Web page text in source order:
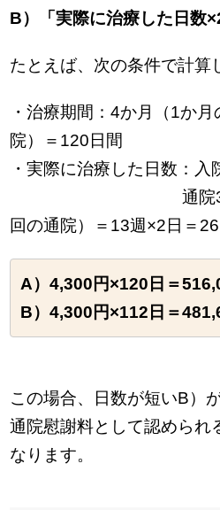
B）「実際に治療した日数
たとえば、次の条件で計算
・治療期間：4か月（1か
院）＝120日間
・実際に治療した日数：
通院3か月（
回の通院）＝13週×2日＝
A）4,300円×120日＝
B）4,300円×112日＝
この場合、日数が短いB）
通院慰謝料として認められ
なります。